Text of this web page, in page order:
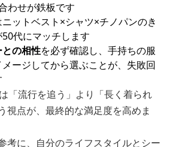
わせが鉄板です
ットベスト×シャツ×チノパンのき
代にマッチします
の相性を必ず確認し、手持ちの服
ージしてから選ぶことが、失敗回
「流行を追う」より「長く着られ
視点が、最終的な満足度を高めま
考に、自分のライフスタイルとシー